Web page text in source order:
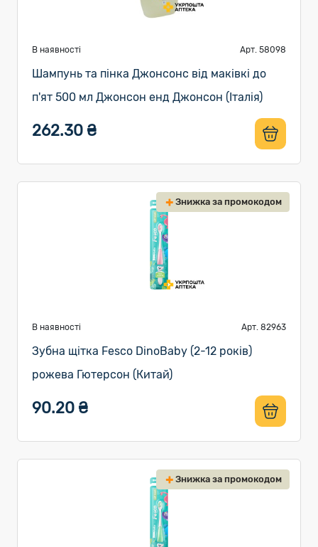
В наявності Арт. 58098
Шампунь та пінка Джонсонс від маківкі до
п'ят 500 мл Джонсон енд Джонсон (Італія)
262.30 ₴
Знижка за промокодом
В наявності Арт. 82963
Зубна щітка Fesco DinoBaby (2-12 років)
рожева Гютерсон (Китай)
90.20 ₴
Знижка за промокодом